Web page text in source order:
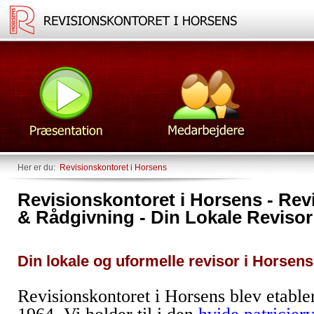
Her er du: Revisionskontoret i Horsens
Revisionskontoret i Horsens -
& Rådgivning - Din Lokale
Din lokale og uformelle revisor i
Revisionskontoret i Horsens blev